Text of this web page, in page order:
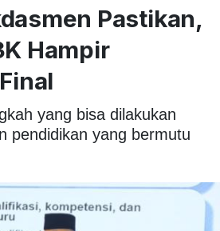
Pastikan,
Hampir
yang bisa dilakukan
pendidikan yang bermutu